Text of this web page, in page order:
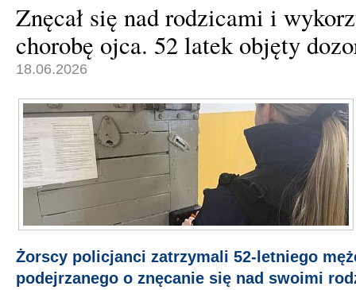
Znęcał się nad rodzicami i
chorobę ojca. 52 latek objęty
18.06.2026
Żorscy policjanci zatrzymali 52-letniego
podejrzanego o znęcanie się nad swoimi